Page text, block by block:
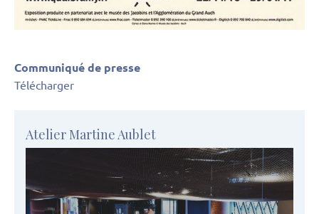
Communiqué de presse
Télécharger
Atelier Martine Aublet